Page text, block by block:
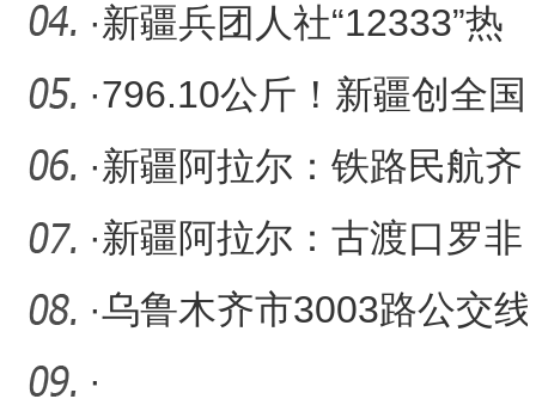
·新疆兵团人社“12333”热
线服务24小时“不打烊”
·796.10公斤！新疆创全国
春小麦百亩方高产纪录
·新疆阿拉尔：铁路民航齐
发力 旅客出行更安心
·新疆阿拉尔：古渡口罗非
鱼丰收 中秋节可尝鲜
·乌鲁木齐市3003路公交线
路延伸至五家渠市
·